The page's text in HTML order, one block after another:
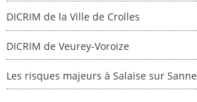
DICRIM de la Ville de Crolles
DICRIM de Veurey-Voroize
Les risques majeurs à Salaise sur Sanne